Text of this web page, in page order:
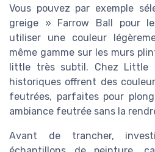
Vous pouvez par exemple
greige » Farrow Ball pour
utiliser une couleur
même gamme sur les murs
little très subtil. Chez Little
historiques offrent des
feutrées, parfaites pour
ambiance feutrée sans la
Avant de trancher,